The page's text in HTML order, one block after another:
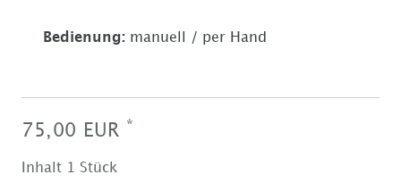
Bedienung: manuell / per Hand
75,00 EUR *
Inhalt Stück